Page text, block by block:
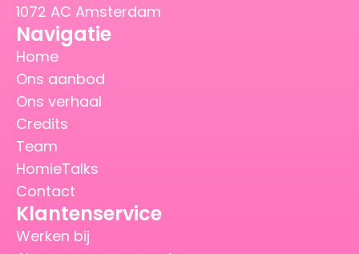
1072 AC Amsterdam
Navigatie
Home
Ons aanbod
Ons verhaal
Credits
Team
HomieTalks
Contact
Klantenservice
Werken bij